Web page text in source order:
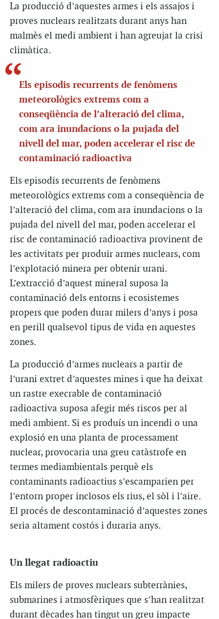
La producció d’aquestes armes i els assajos i
proves nuclears realitzats durant anys han
malmès el medi ambient i han agreujat la crisi
climàtica.
Els episodis recurrents de fenòmens
meteorològics extrems com a
conseqüència de l’alteració del clima,
com ara inundacions o la pujada del
nivell del mar, poden accelerar el risc de
contaminació radioactiva
Els episodis recurrents de fenòmens
meteorològics extrems com a conseqüència de
l’alteració del clima, com ara inundacions o la
pujada del nivell del mar, poden accelerar el
risc de contaminació radioactiva provinent de
les activitats per produir armes nuclears, com
l’explotació minera per obtenir urani.
L’extracció d’aquest mineral suposa la
contaminació dels entorns i ecosistemes
propers que poden durar milers d’anys i posa
en perill qualsevol tipus de vida en aquestes
zones.
La producció d’armes nuclears a partir de
l’urani extret d’aquestes mines i que ha deixat
un rastre execrable de contaminació
radioactiva suposa afegir més riscos per al
medi ambient. Si es produís un incendi o una
explosió en una planta de processament
nuclear, provocaria una greu catàstrofe en
termes mediambientals perquè els
contaminants radioactius s’escamparien per
l’entorn proper inclosos els rius, el sòl i l’aire.
El procés de descontaminació d’aquestes zones
seria altament costós i duraria anys.
Un llegat radioactiu
Els milers de proves nuclears subterrànies,
submarines i atmosfèriques que s’han realitzat
durant dècades han tingut un greu impacte